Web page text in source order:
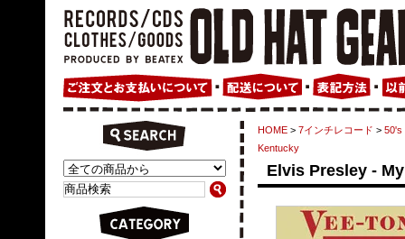
HOME > 7インチレコード > 50's
Kentucky
Elvis Presley -